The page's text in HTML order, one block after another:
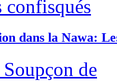
dans la Nawa: